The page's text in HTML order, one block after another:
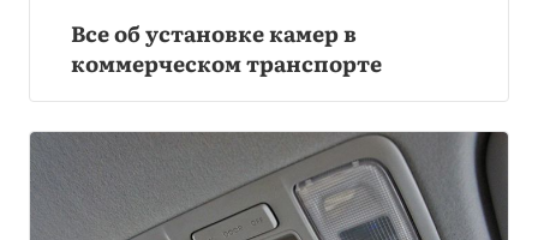
Все об установке камер в
коммерческом транспорте